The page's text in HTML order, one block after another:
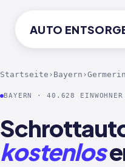
AUTO
Startseite › Bayern ›
BAYERN · 40.628
kostenlos